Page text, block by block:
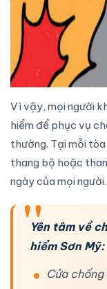
Vì vậy, mọi người
hiểm để phục vụ
thường. Tại mỗi
thang bộ hoặc
ngày của mọi người.
Yên tâm về
hiểm Sơn Mỹ:
Cửa chống